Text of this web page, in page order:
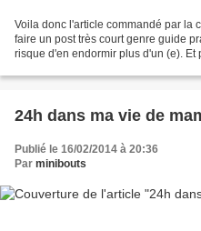
Voila donc l'article commandé par la
faire un post très court genre guide
risque d'en endormir plus d'un (e).
24h dans ma vie de
Publié le 16/02/2014 à 20:36
Par minibouts